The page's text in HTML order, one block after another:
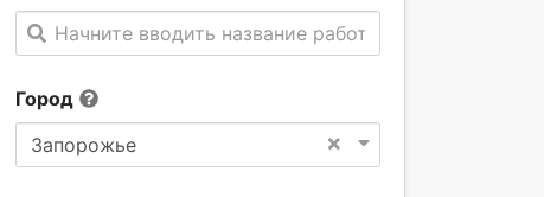
Начните вводить название работы
Город
×
Запорожье